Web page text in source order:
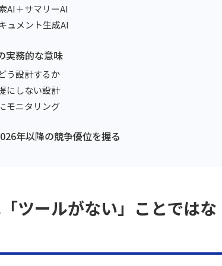
AI＋サマリーAI
ュメント生成AI
実務的な意味
う設計するか
にしない設計
モニタリング
年以降の競争優位を握る
ツールがない」ことではな